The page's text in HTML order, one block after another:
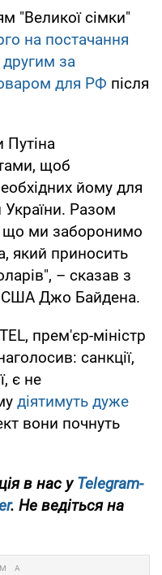
"Великої сімки"
на постачання
другим за
для РФ після
Путіна
щоб
йому для
України. Разом
що ми заборонимо
який приносить
– сказав з
США Джо Байдена.
прем'єр-міністр
санкції,
є не
діятимуть дуже
вони почнуть
в нас уTelegram-
. Не ведіться на